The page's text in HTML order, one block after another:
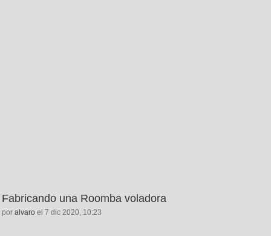
Fabricando una Roomba voladora
por alvaro el 7 dic 2020, 10:23